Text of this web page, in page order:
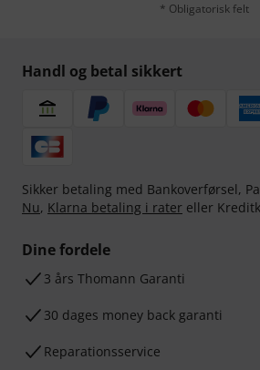
* Obligatorisk felt
Handl og betal sikkert
Sikker betaling med Bankoverførsel,
Nu, Klarna betaling i rater eller
Dine fordele
3 års Thomann Garanti
30 dages money back garanti
Reparationsservice